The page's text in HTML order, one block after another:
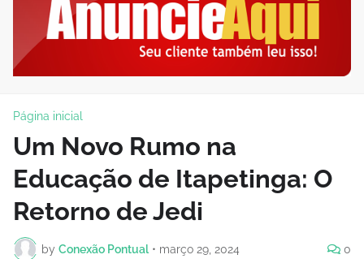
Página inicial
Um Novo Rumo na
Educação de Itapetinga: O
Retorno de Jedi
by Conexão Pontual • março 29, 2024 0